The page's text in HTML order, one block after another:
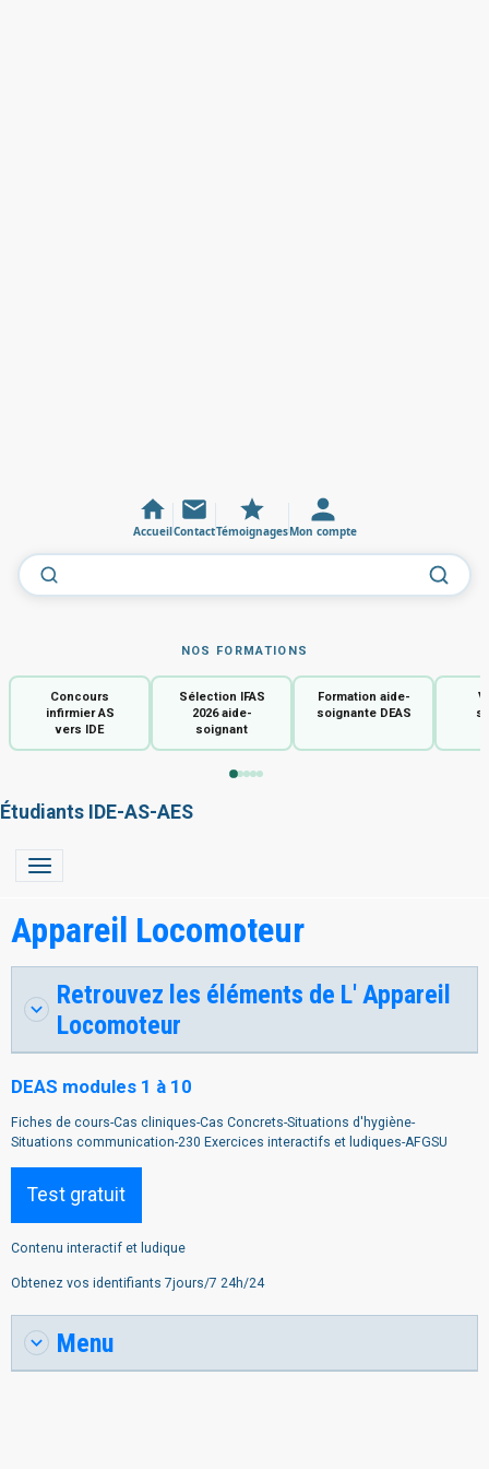
AccueilContactTémoignagesMon compte
NOS FORMATIONS
Concours
infirmier AS
vers IDE
Sélection IFAS
2026 aide-
soignant
Formation aide-
soignante DEAS
Étudiants IDE-AS-AES
Appareil Locomoteur
Retrouvez les éléments de L' Appareil
Locomoteur
DEAS modules 1 à 10
Fiches de cours-Cas cliniques-Cas Concrets-Situations d'hygiène-
Situations communication-230 Exercices interactifs et ludiques-AFGSU
Test gratuit
Contenu interactif et ludique
Obtenez vos identifiants 7jours/7 24h/24
Menu